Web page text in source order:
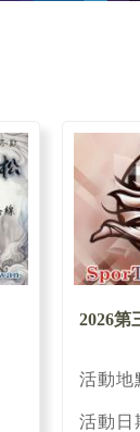
2026第
活動地
活動日